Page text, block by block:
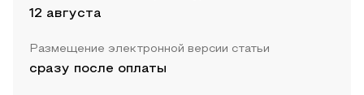
12 августа
Размещение электронной версии статьи
сразу после оплаты